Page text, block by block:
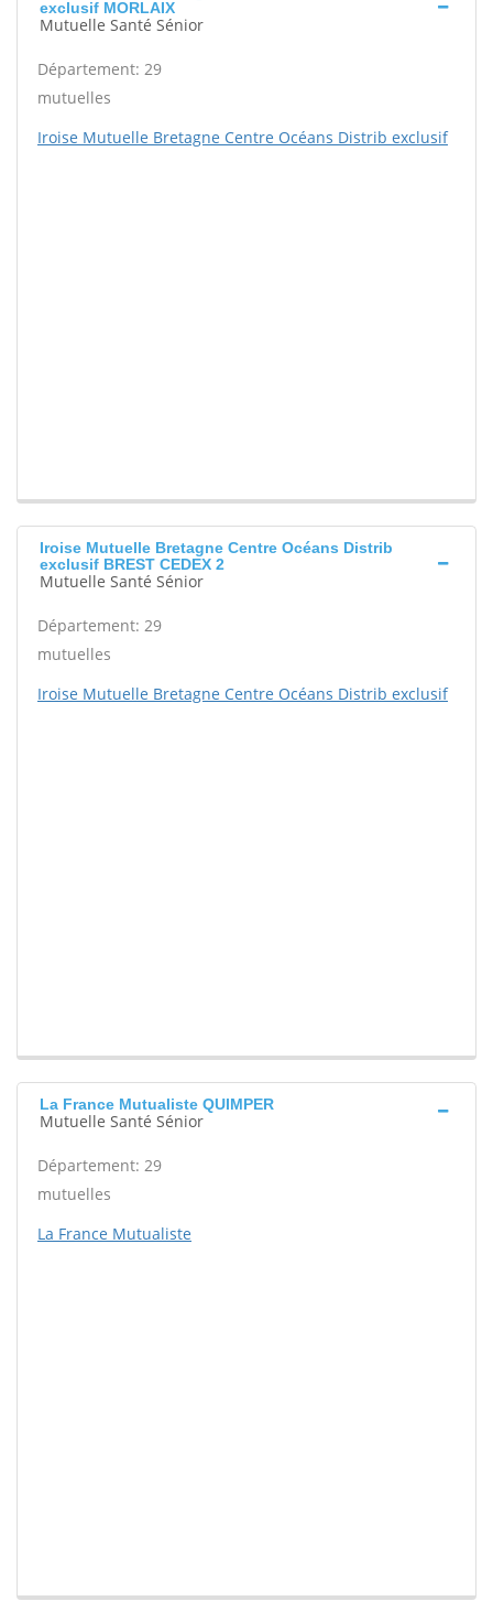
exclusif MORLAIX
Mutuelle Santé Sénior
Département: 29
mutuelles
Iroise Mutuelle Bretagne Centre Océans Distrib exclusif
Iroise Mutuelle Bretagne Centre Océans Distrib
exclusif BREST CEDEX 2
Mutuelle Santé Sénior
Département: 29
mutuelles
Iroise Mutuelle Bretagne Centre Océans Distrib exclusif
La France Mutualiste QUIMPER
Mutuelle Santé Sénior
Département: 29
mutuelles
La France Mutualiste